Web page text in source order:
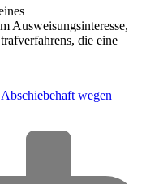
Ausweisungsinteresse,
die eine
wegen